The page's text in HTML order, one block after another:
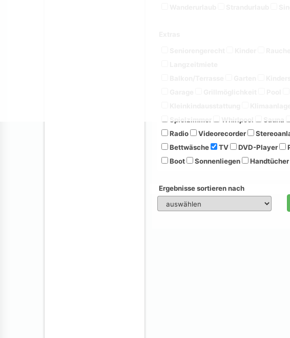
Radio
Videorecorder
Bettwäsche
TV DVD-Player
Boot
Sonnenliegen Handtücher
Ergebnisse sortieren nach